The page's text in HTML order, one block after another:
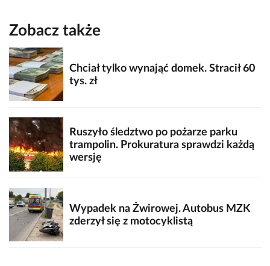
Zobacz także
Chciał tylko wynająć domek. Stracił 60
tys. zł
Ruszyło śledztwo po pożarze parku
trampolin. Prokuratura sprawdzi każdą
wersję
Wypadek na Żwirowej. Autobus MZK
zderzył się z motocyklistą